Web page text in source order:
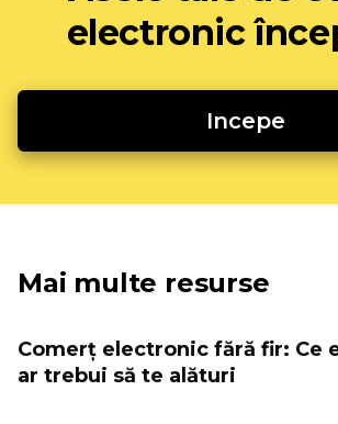
electronic
Incepe
Mai multe resurse
Comerț electronic fără fir: Ce
ar trebui să te alături